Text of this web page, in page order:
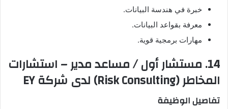
خبرة في هندسة البيانات.
معرفة بقواعد البيانات.
مهارات برمجية قوية.
14. مستشار أول / مساعد مدير – استشارات
المخاطر (Risk Consulting) لدى شركة EY
تفاصيل الوظيفة